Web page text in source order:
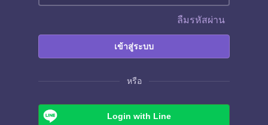
ลืมรหัสผ่าน
เข้าสู่ระบบ
หรือ
Login with Line